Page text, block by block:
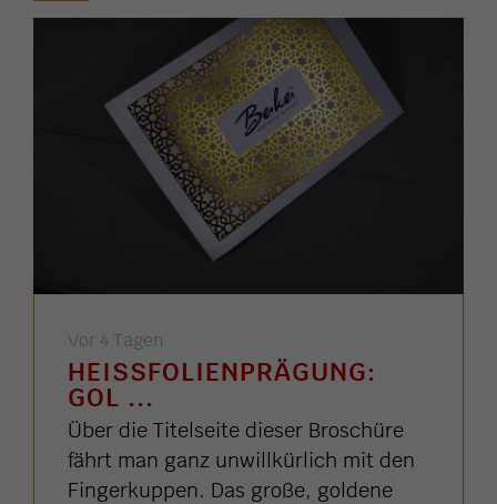
Vor 4 Tagen
HEISSFOLIENPRÄGUNG: G
OL ...
Über die Titelseite dieser Broschüre
fährt man ganz unwillkürlich mit den
Fingerkuppen. Das große, goldene